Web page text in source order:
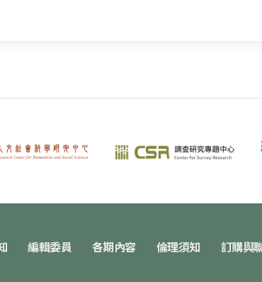
編輯委員 各期內容 倫理須知 訂購與